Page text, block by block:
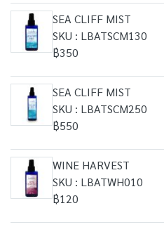
SEA CLIFF MIST
SKU : LBATSCM130
฿350
SEA CLIFF MIST
SKU : LBATSCM250
฿550
WINE HARVEST
SKU : LBATWH010
฿120